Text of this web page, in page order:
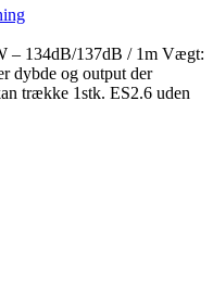
– 134dB/137dB / 1m Vægt:
dybde og output der
trække 1stk. ES2.6 uden